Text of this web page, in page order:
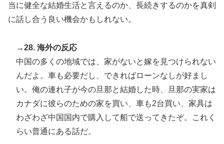
当に健全な結婚生活と言えるのか、長続きするのかを真剣
に話し合う良い機会かもしれない。
→28. 海外の反応
中国の多くの地域では、家がないと嫁を見つけられない
んだよ。車も必要だし、できればローンなしが好まし
い。俺の連れ子が今の旦那と結婚した時、旦那の実家は
カナダに彼らのための家を買い、車も2台買い、家具は
わざわざ中国国内で購入して船で送ってきたぞ。これく
らい普通にある話だ。